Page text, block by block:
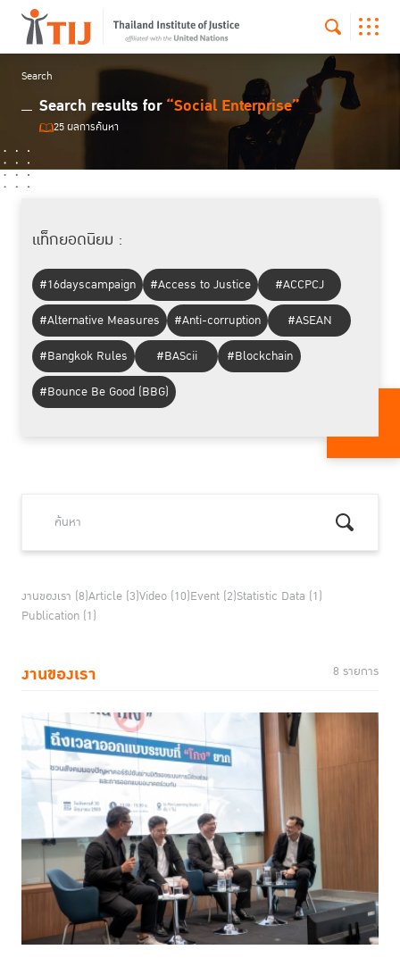
Search
Search results for“Social Enterprise”
25 ผลการค้นหา
แท็กยอดนิยม :
#16dayscampaign #Access to Justice
#ACCPCJ
#Alternative Measures
#Anti-corruption
#ASEAN
#Bangkok Rules
#BAScii
#Blockchain
#Bounce Be Good (BBG)
งานของเรา (8)Article (3)Video (10)Event (2)Statistic Data (1)
Publication (1)
งานของเรา 8 รายการ